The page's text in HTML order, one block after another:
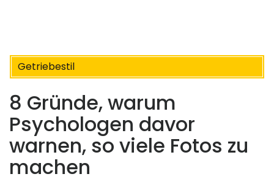
Getriebestil
8 Gründe, warum
Psychologen davor
warnen, so viele Fotos zu
machen